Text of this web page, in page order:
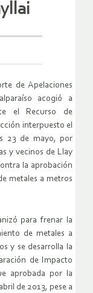
de Apelaciones
acogió a
el Recurso de
interpuesto el
23 de mayo, por
y vecinos de Llay
la aprobación
metales a metros
para frenar la
de metales a
y se desarrolla la
de Impacto
aprobada por la
de 2013, pese a